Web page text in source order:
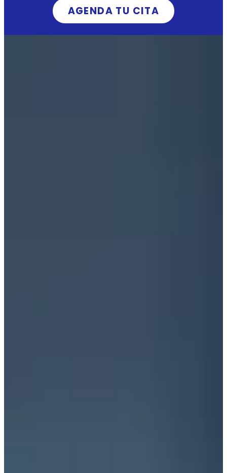
AGENDA TU CITA